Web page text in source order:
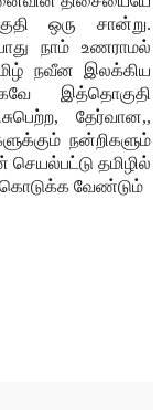
ஒரு சான்று.
நாம் உணராமல்
நவீன இலக்கிய
இத்தொகுதி
தேர்வான,,
நன்றிகளும்
தமிழில்
வேண்டும்